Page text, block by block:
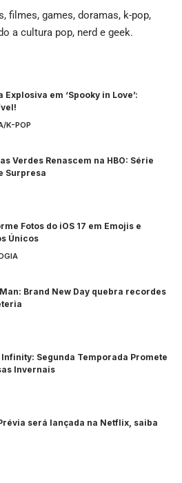
filmes, games, doramas, k-pop,
a cultura pop, nerd e geek.
Explosiva em ‘Spooky in Love’:
K-POP
Verdes Renascem na HBO: Série
Surpresa
Fotos do iOS 17 em Emojis e
Únicos
Brand New Day quebra recordes
Infinity: Segunda Temporada Promete
Invernais
será lançada na Netflix, saiba